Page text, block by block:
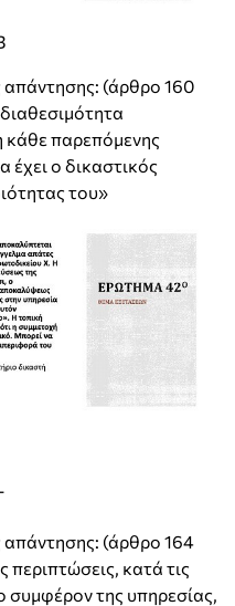
απάντησης: (άρθρο 160
κάθε παρεπόμενης
ο δικαστικός
του»
απάντησης: (άρθρο 164
κατά τις
συμφέρον της υπηρεσίας,